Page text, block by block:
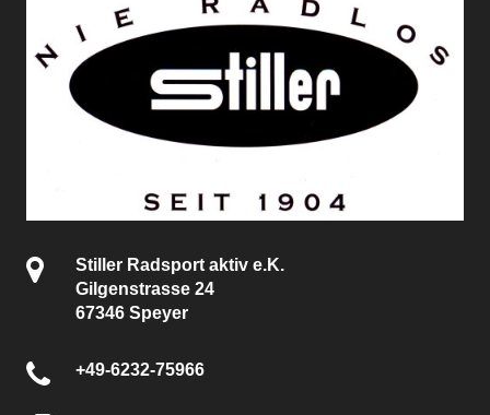
Stiller Radsport aktiv e.K.
Gilgenstrasse 24
67346 Speyer
+49-6232-75966